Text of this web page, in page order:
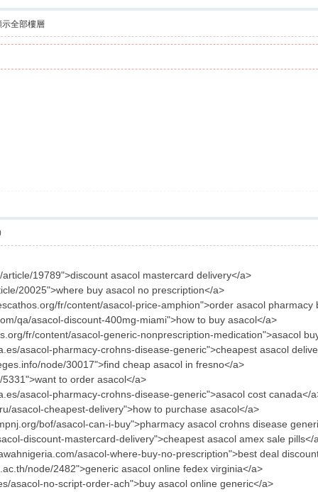
示全部樓層
19789">discount asacol mastercard delivery</a>
20025">where buy asacol no prescription</a>
fr/content/asacol-price-amphion">order asacol pharmacy
qa/asacol-discount-400mg-miami">how to buy asacol</a>
fr/content/asacol-generic-nonprescription-medication">asacol
asacol-pharmacy-crohns-disease-generic">cheapest asacol
node/30017">find cheap asacol in fresno</a>
to order asacol</a>
asacol-pharmacy-crohns-disease-generic">asacol cost canada</
asacol-cheapest-delivery">how to purchase asacol</a>
bof/asacol-can-i-buy">pharmacy asacol crohns disease
discount-mastercard-delivery">cheapest asacol amex sale pills</
asacol-where-buy-no-prescription">best deal
node/2482">generic asacol online fedex virginia</a>
asacol-no-script-order-ach">buy asacol online generic</a>